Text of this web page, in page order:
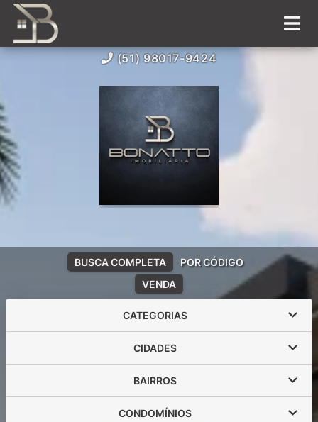
(51) 98017-9424
VENDA
BUSCA COMPLETA POR CÓDIGO
CATEGORIAS
CIDADES
BAIRROS
CONDOMÍNIOS